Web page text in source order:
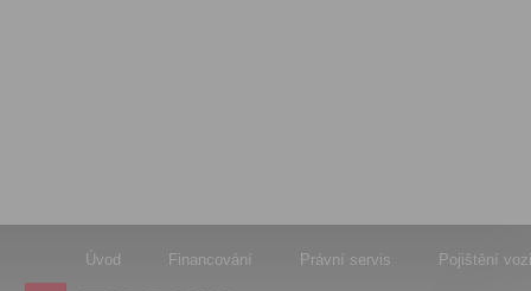
Úvod Financování Právní servis Pojištění